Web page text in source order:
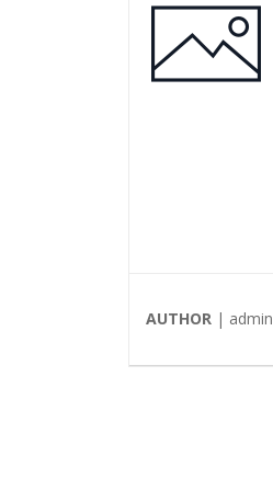
AUTHOR | admin